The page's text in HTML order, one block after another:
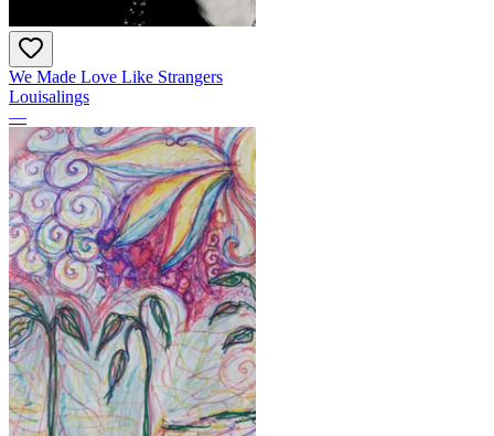
We Made Love Like Strangers
Louisalings
—